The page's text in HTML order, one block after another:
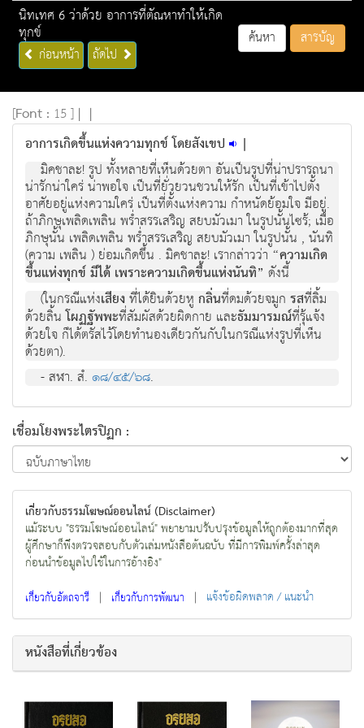
นิทเทศ 6 ว่าด้วย อาการที่ตัณหาทำให้เกิด
ทุกข์
ก่อนหน้า ถัดไป
ค้นหา สารบัญ
[Font : 15 ] | |
อาการเกิดขึ้นแห่งความทุกข์ โดยสังเขป |
มิคชาละ! รูป ทั้งหลายที่เห็นด้วยตา อันเป็นรูปที่น่าปรารถนา
น่ารักน่าใคร่ น่าพอใจ เป็นที่ยั่วยวนชวนให้รัก เป็นที่เข้าไปตั้ง
อาศัยอยู่แห่งความใคร่ เป็นที่ตั้งแห่งความ กำหนัดย้อมใจ มีอยู่.
ถ้าภิกษุเพลิดเพลิน พร่ำสรรเสริญ สยบมัวเมา ในรูปนั้นไซร้; เมื่อ
ภิกษุนั้น เพลิดเพลิน พร่ำสรรเสริญ สยบมัวเมา ในรูปนั้น , นันทิ
(ความ เพลิน ) ย่อมเกิดขึ้น . มิคชาละ! เรากล่าวว่า “ความเกิด
ขึ้นแห่งทุกข์ มีได้ เพราะความเกิดขึ้นแห่งนันทิ” ดังนี้
(ในกรณีแห่งเสียงที่ได้ยินด้วยหูกลิ่นที่ดมด้วยจมูกรสที่ลิ้ม
ด้วยลิ้นโผฏฐัพพะที่สัมผัสด้วยผิดกาย และธัมมารมณ์ที่รุ้แจ้ง
ด้วยใจ ก็ได้ตรัสไว้โดยทำนองเดียวกันกับในกรณีแห่งรูปที่เห็น
ด้วยตา).
- สฬา. สํ.๑๘/๔๕/๖๘.
เชื่อมโยงพระไตรปิฏก :
เกี่ยวกับธรรมโฆษณ์ออนไลน์ (Disclaimer)
แม้ระบบ "ธรรมโฆษณ์ออนไลน์" พยายามปรับปรุงข้อมูลให้ถูกต้องมากที่สุด
ผู้ศึกษาก็พึงตรวจสอบกับตัวเล่มหนังสือต้นฉบับ ที่มีการพิมพ์ครั้งล่าสุด
ก่อนนำข้อมูลไปใช้ในการอ้างอิง"
เกี่ยวกับอัตถจารี | เกี่ยวกับการพัฒนา | แจ้งข้อผิดพลาด / แนะนำ
หนังสือที่เกี่ยวข้อง